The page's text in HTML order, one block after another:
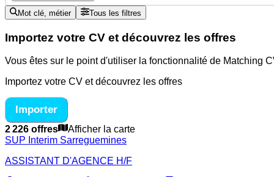
Mot clé, métier Tous les filtres
Importez votre CV et découvrez les offres
Vous êtes sur le point d'utiliser la fonctionnalité de Matching
Importez votre CV et découvrez les offres
Importer
2 226 offres
Afficher la carte
SUP Interim Sarreguemines
ASSISTANT D'AGENCE H/F